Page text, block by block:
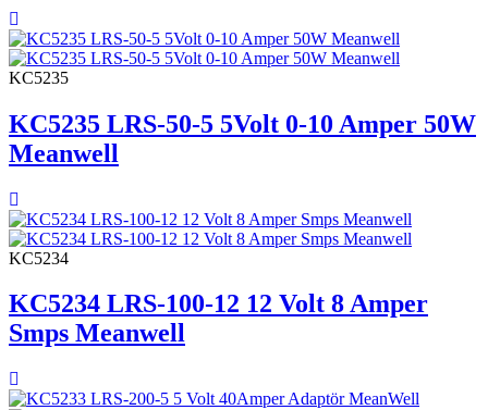
KC5235
KC5235 LRS-50-5 5Volt 0-10 Amper 50W
Meanwell
KC5234
KC5234 LRS-100-12 12 Volt 8 Amper
Smps Meanwell